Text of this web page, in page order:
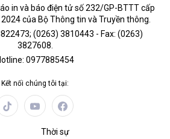
in và báo điện tử số 232/GP-BTTT cấp
của Bộ Thông tin và Truyền thông.
(0263) 3810443 - Fax: (0263)
3827608.
0977885454
Kết nối chúng tôi tại:
Thời sự